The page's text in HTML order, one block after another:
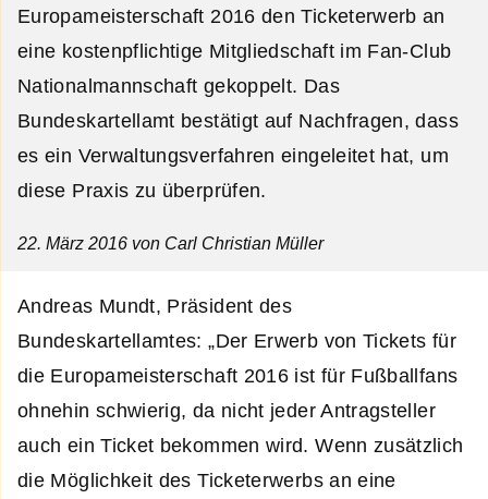
Europameisterschaft 2016 den Ticketerwerb an
eine kostenpflichtige Mitgliedschaft im Fan-Club
Nationalmannschaft gekoppelt. Das
Bundeskartellamt bestätigt auf Nachfragen, dass
es ein Verwaltungsverfahren eingeleitet hat, um
diese Praxis zu überprüfen.
22. März 2016 von Carl Christian Müller
Andreas Mundt, Präsident des
Bundeskartellamtes: „Der Erwerb von Tickets für
die Europameisterschaft 2016 ist für Fußballfans
ohnehin schwierig, da nicht jeder Antragsteller
auch ein Ticket bekommen wird. Wenn zusätzlich
die Möglichkeit des Ticketerwerbs an eine